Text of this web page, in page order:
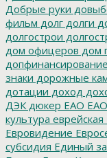
Добрые руки
фильм долг долги
долгострои
дом офицеров дом
допфинансирование
знаки дорожные
дотации доход
ДЭК дюкер ЕАО
культура
Евровидение
субсидия Единый